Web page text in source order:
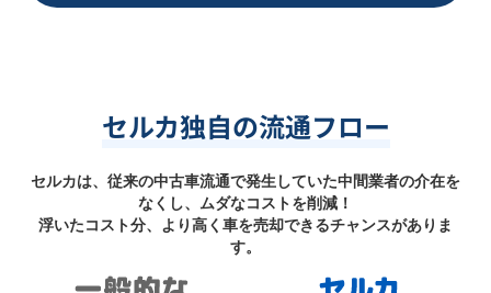
セルカ独自の流通フロー
セルカは、従来の中古車流通で発生していた中間業者の介在を
なくし、ムダなコストを削減！
浮いたコスト分、より高く車を売却できるチャンスがありま
す。